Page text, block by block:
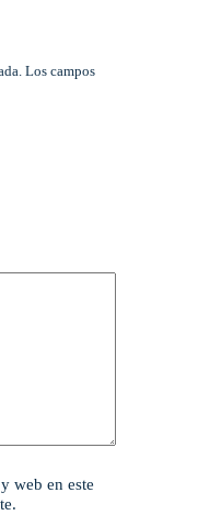
Los campos
web en este